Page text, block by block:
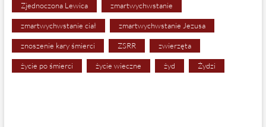
Zjednoczona Lewica zmartwychwstanie
zmartwychwstanie ciał zmartwychwstanie Jezusa
znoszenie kary śmierci ZSRR zwierzęta
życie po śmierci życie wieczne żyd Żydzi